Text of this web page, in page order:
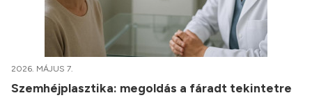
2026. MÁJUS 7.
Szemhéjplasztika: megoldás a fáradt tekintetre